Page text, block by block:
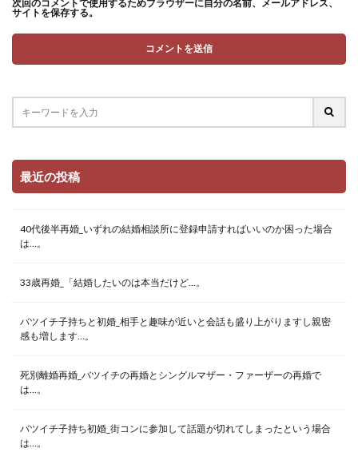
次回のコメントで使用するためブラウザーに自分の名前、メールアドレス、
サイトを保存する。
最近の投稿
40代後半再婚_いずれの結婚相談所に登録申請すればいいのか困った場合
は…。
33歳再婚_「結婚したいのは本当だけど…。
バツイチ子持ちと初婚_相手と趣味が近いと会話も盛り上がりますし親密
感も増します…。
死別離婚再婚_バツイチの再婚とシングルマザー・ファーザーの再婚で
は…。
バツイチ子持ち初婚_街コンに参加して話題が切れてしまったという場合
は…。